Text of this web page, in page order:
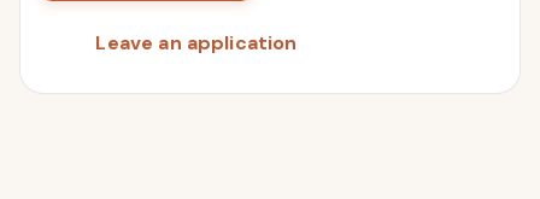
Leave an application